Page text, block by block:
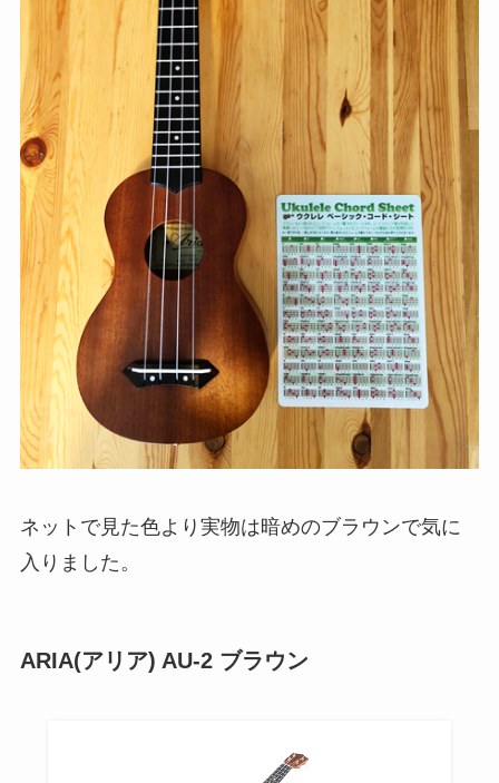
ネットで見た色より実物は暗めのブラウンで気に
入りました。
ARIA(アリア) AU-2 ブラウン